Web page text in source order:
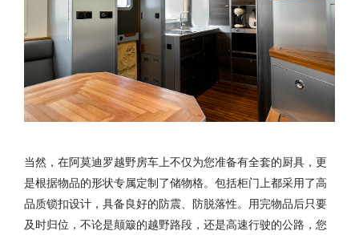
当然，在阿莫迪罗越野房车上不仅为您准备有全套的厨具，更
是根据物品的形状专属定制了储物格。包括柜门上都采用了高
品质锁扣设计，具备良好的防震、防脱落性。用完物品后只要
及时归位，不论是颠簸的越野路段，还是高速行驶的公路，您